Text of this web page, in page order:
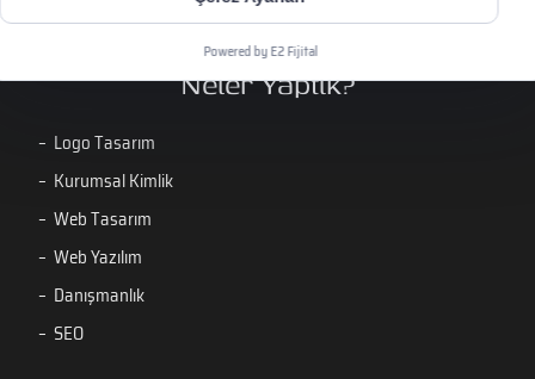
Neler Yaptık?
Logo Tasarım
Kurumsal Kimlik
Web Tasarım
Web Yazılım
Danışmanlık
SEO
Powered by E2 Fijital